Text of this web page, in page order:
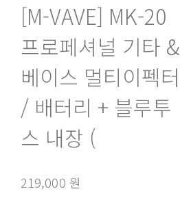
[M-VAVE] MK-20
프로페셔널 기타 &
베이스 멀티이펙터
/ 배터리 + 블루투
스 내장 (
219,000 원